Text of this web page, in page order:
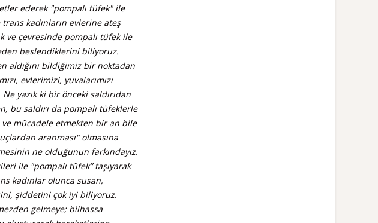
ederek "pompalı tüfek" ile
kadınların evlerine ateş
ve çevresinde pompalı tüfek ile
beslendiklerini biliyoruz.
aldığını bildiğimiz bir noktadan
evlerimizi, yuvalarımızı
yazık ki bir önceki saldırıdan
bu saldırı da pompalı tüfeklerle
ve mücadele etmekten bir an bile
aranması" olmasına
ne olduğunun farkındayız.
ile "pompalı tüfek” taşıyarak
kadınlar olunca susan,
şiddetini çok iyi biliyoruz.
gelmeye; bilhassa